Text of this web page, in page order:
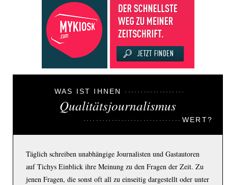
WAS IST IHNEN
Qualitätsjournalismus
WERT?
Täglich schreiben unabhängige Journalisten und Gastautoren
auf Tichys Einblick ihre Meinung zu den Fragen der Zeit. Zu
jenen Fragen, die sonst oft all zu einseitig dargestellt oder unter